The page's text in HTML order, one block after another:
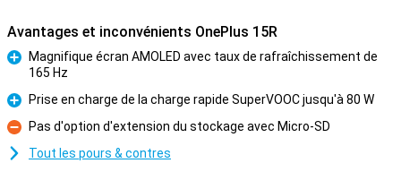
Avantages et inconvénients OnePlus 15R
Pour
Magnifique écran AMOLED avec taux de rafraîchissement de
165 Hz
Pour
Prise en charge de la charge rapide SuperVOOC jusqu'à 80 W
Contre
Pas d'option d'extension du stockage avec Micro-SD
Tout les pours & contres